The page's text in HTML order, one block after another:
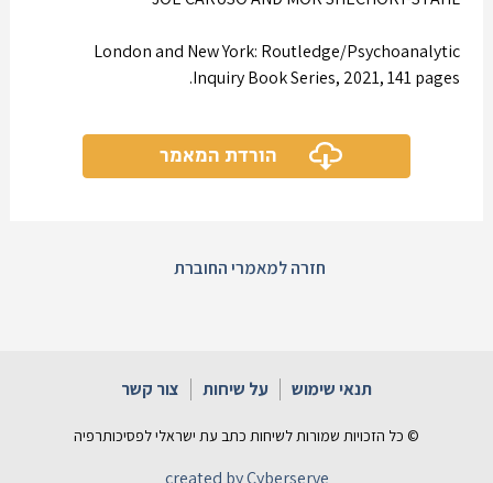
London and New York: Routledge/Psychoanalytic
Inquiry Book Series, 2021, 141 pages.
הורדת המאמר
חזרה למאמרי החוברת
תנאי שימוש על שיחות צור קשר
© כל הזכויות שמורות לשיחות כתב עת ישראלי לפסיכותרפיה
created by Cyberserve